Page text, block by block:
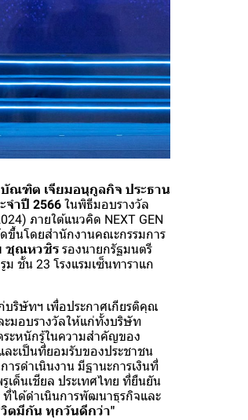
ณฑิต เจียมอนุกูลกิจ ประธาน
ำปี 2566 ในพิธีมอบรางวัล
ภายใต้แนวคิด NEXT GEN
ขึ้นโดยสำนักงานคณะกรรมการ
ชุณหวชิร รองนายกรัฐมนตรี
ชั้น 23 โรงแรมเซ็นทาราแก
ริษัทฯ เพื่อประกาศเกียรติคุณ
มอบรางวัลให้แก่ทั้งบริษัท
ะหนักรู้ในความสำคัญของ
ะเป็นที่ยอมรับของประชาชน
รดำเนินงาน มีฐานะการเงินที่
เด็นเชียล ประเทศไทย ที่ยืนยัน
ที่ได้ดำเนินการพัฒนาธุรกิจและ
ตมีกัน ทุกวันดีกว่า"